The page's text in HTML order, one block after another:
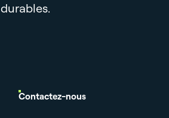
durables.
Contactez-nous